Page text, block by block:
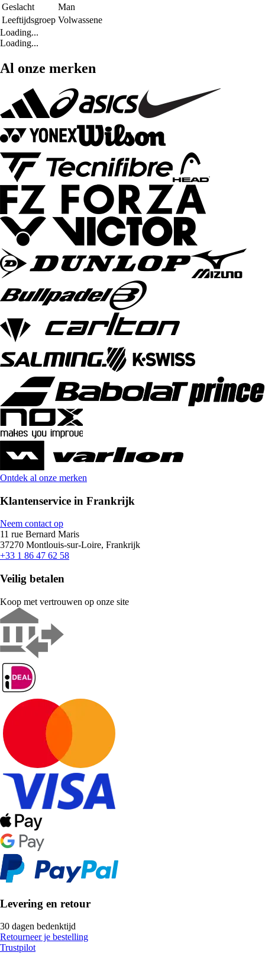
Geslacht
Man
Leeftijdsgroep Volwassene
Loading...
Loading...
Al onze merken
Ontdek al onze merken
Klantenservice in Frankrijk
Neem contact op
11 rue Bernard Maris
37270 Montlouis-sur-Loire, Frankrijk
+33 1 86 47 62 58
Veilig betalen
Koop met vertrouwen op onze site
Levering en retour
30 dagen bedenktijd
Retourneer je bestelling
Trustpilot